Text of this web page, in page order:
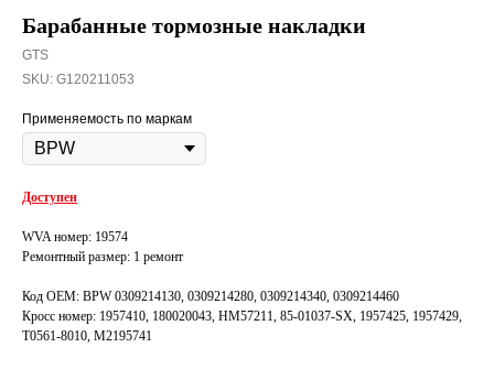
Барабанные тормозные накладки
GTS
SKU: G120211053
Применяемость по маркам
Доступен
WVA номер: 19574
Ремонтный размер: 1 ремонт
Код OEM: BPW 0309214130, 0309214280, 0309214340, 0309214460
Кросс номер: 1957410, 180020043, HM57211, 85-01037-SX, 1957425, 1957429,
T0561-8010, M2195741